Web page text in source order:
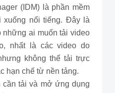
(IDM) là phần mềm
xuống nổi tiếng. Đây là
những ai muốn tải video
nhất là các video do
không thể tải trực
hạn chế từ nền tảng.
cần tải và mở ứng dụng